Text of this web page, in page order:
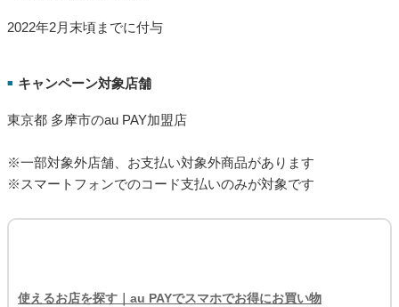
2022年2月末頃までに付与
■ キャンペーン対象店舗
東京都 多摩市のau PAY加盟店
※一部対象外店舗、お支払い対象外商品があります
※スマートフォンでのコード支払いのみが対象です
使えるお店を探す｜au PAYでスマホでお得にお買い物